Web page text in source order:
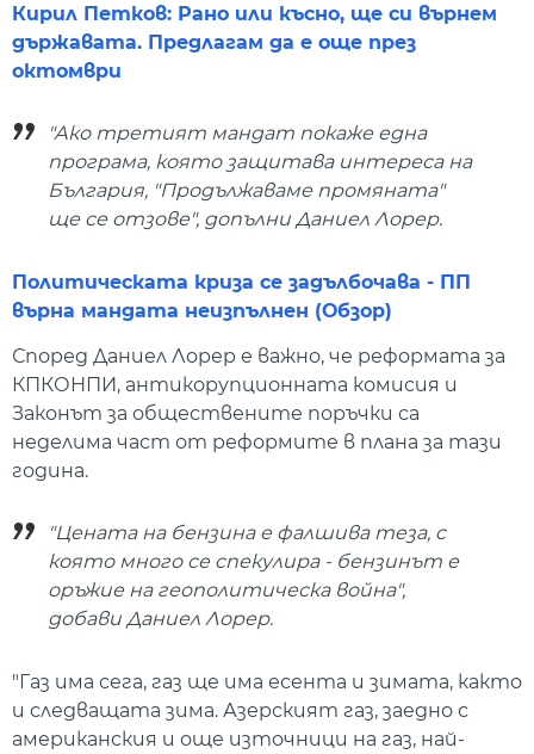
Кирил Петков: Рано или късно, ще си върнем
държавата. Предлагам да е още през
октомври
"Ако третият мандат покаже една
програма, която защитава интереса на
България, "Продължаваме промяната"
ще се отзове", допълни Даниел Лорер.
Политическата криза се задълбочава - ПП
върна мандата неизпълнен (Обзор)
Според Даниел Лорер е важно, че реформата за
КПКОНПИ, антикорупционната комисия и
Законът за обществените поръчки са
неделима част от реформите в плана за тази
година.
"Цената на бензина е фалшива теза, с
която много се спекулира - бензинът е
оръжие на геополитическа война",
добави Даниел Лорер.
"Газ има сега, газ ще има есента и зимата, както
и следващата зима. Азерският газ, заедно с
американския и още източници на газ, най-